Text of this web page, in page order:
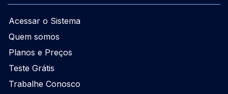
Acessar o Sistema
Quem somos
Planos e Preços
Teste Grátis
Trabalhe Conosco